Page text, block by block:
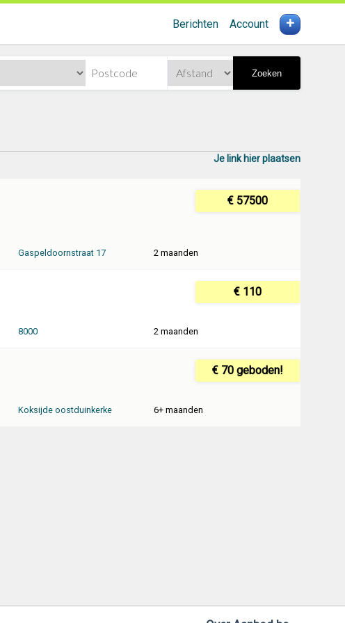
Berichten Account +
Zoeken
Je link hier plaatsen
€ 57500
Gaspeldoornstraat 17 2 maanden
€ 110
8000 2 maanden
€ 70 geboden!
Koksijde oostduinkerke 6+ maanden